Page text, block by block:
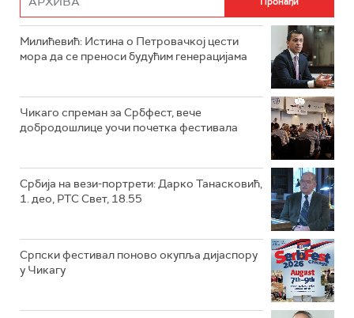
Милићевић: Истина о Петровачкој цести
мора да се преноси будућим генерацијама
Чикаго спреман за Србфест, вече
добродошлице уочи почетка фестивала
Србија на вези-портрети: Дарко Танасковић,
1. део, РТС Свет, 18.55
Српски фестивал поново окупља дијаспору
у Чикагу